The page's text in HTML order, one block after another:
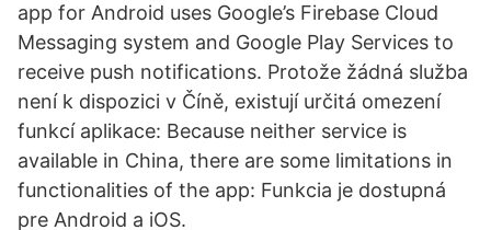
app for Android uses Google’s Firebase Cloud
Messaging system and Google Play Services to
receive push notifications. Protože žádná služba
není k dispozici v Číně, existují určitá omezení
funkcí aplikace: Because neither service is
available in China, there are some limitations in
functionalities of the app: Funkcia je dostupná
pre Android a iOS.